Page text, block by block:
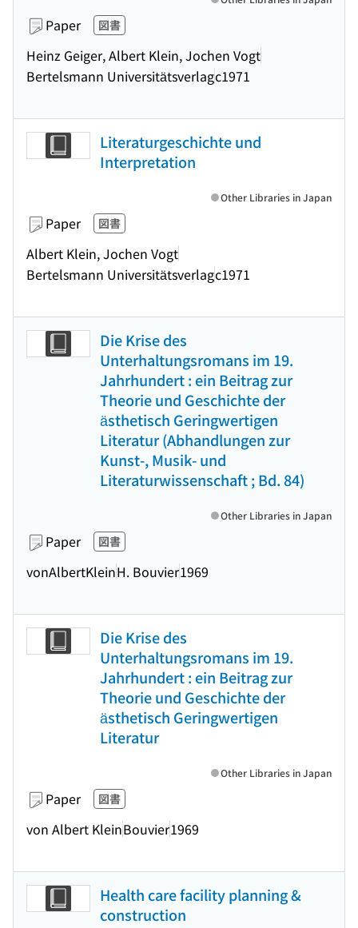
Paper 図書
Heinz Geiger, Albert Klein, Jochen Vogt
Bertelsmann Universitätsverlagc1971
Literaturgeschichte und
Interpretation
Paper 図書
Albert Klein, Jochen Vogt
Bertelsmann Universitätsverlagc1971
Other Libraries in Japan
Die Krise des
Unterhaltungsromans im 19.
Jahrhundert : ein Beitrag zur
Theorie und Geschichte der
ästhetisch Geringwertigen
Literatur (Abhandlungen zur
Kunst-, Musik- und
Literaturwissenschaft ; Bd. 84)
Paper 図書
vonAlbertKleinH. Bouvier1969
Other Libraries in Japan
Die Krise des
Unterhaltungsromans im 19.
Jahrhundert : ein Beitrag zur
Theorie und Geschichte der
ästhetisch Geringwertigen
Literatur
Paper 図書
von Albert KleinBouvier1969
Other Libraries in Japan
Health care facility planning &
construction